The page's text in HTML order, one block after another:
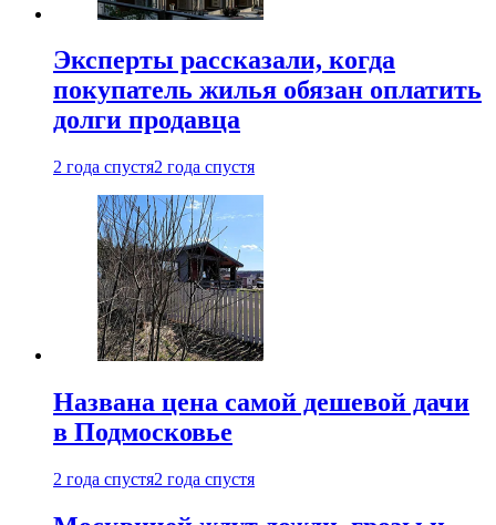
Эксперты рассказали, когда
покупатель жилья обязан оплатить
долги продавца
2 года спустя2 года спустя
Названа цена самой дешевой дачи
в Подмосковье
2 года спустя2 года спустя